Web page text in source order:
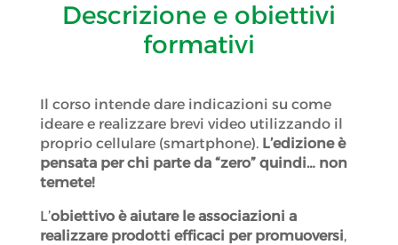
Descrizione e obiettivi
formativi
Il corso intende dare indicazioni su come
ideare e realizzare brevi video utilizzando il
proprio cellulare (smartphone). L’edizione è
pensata per chi parte da “zero” quindi… non
temete!
L’obiettivo è aiutare le associazioni a
realizzare prodotti efficaci per promuoversi,